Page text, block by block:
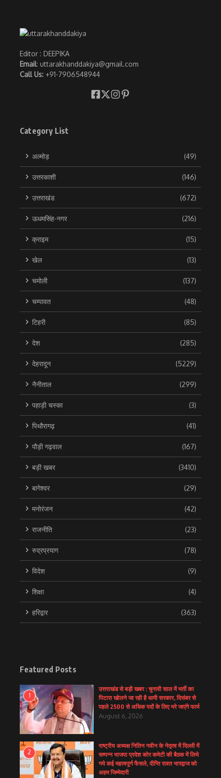
Editor : DEEPIKA
Email: uttarakhanddakiya@gmail.com
Call Us: +91-7906548944
Category List
अल्मोड़ (49)
उत्तरकाशी (146)
उत्तराखंड (672)
ऊधमसिंह-नगर (216)
क्राइम (15)
खेल (13)
चमोली (137)
चम्पावत (48)
टिहरी (85)
देश (285)
देहरादून (5229)
नैनीताल (299)
पहाड़ी चस्का (3)
पिथौरागढ़ (41)
पौड़ी गढ़वाल (167)
बड़ी खबर (3410)
बागेश्वर (29)
मनोरंजन (42)
राजनीति (23)
रुद्रप्रयाग (78)
विदेश (9)
शिक्षा (4)
हरिद्वार (363)
Featured Posts
1
उत्तराखंड से बड़ी खबर : चुनावी साल में भर्ती का
पिटारा खोलने जा रही है धामी सरकार, दिसंबर से
पहले 2500 से अधिक पदों के लिए भरे जाएंगे फार्म
August 6, 2026
2
राष्ट्रीय अध्यक्ष नितिन नवीन के नेतृत्व में दिल्ली में
सम्पन्न भाजपा प्रदेश कोर कमेटी की बैठक में लिये
गये कई महत्वपूर्ण फैसले, दीप्ति रावत भारद्वाज को
अहम जिम्मेदारी